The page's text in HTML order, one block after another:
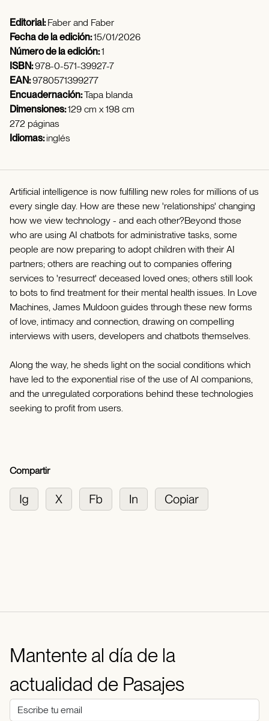
Editorial:Faber and Faber
Fecha de la edición:15/01/2026
Número de la edición:1
ISBN:978-0-571-39927-7
EAN:9780571399277
Encuadernación:Tapa blanda
Dimensiones:129 cm x 198 cm
272 páginas
Idiomas:inglés
Artificial intelligence is now fulfilling new roles for millions of us
every single day. How are these new 'relationships' changing
how we view technology - and each other?Beyond those
who are using AI chatbots for administrative tasks, some
people are now preparing to adopt children with their AI
partners; others are reaching out to companies offering
services to 'resurrect' deceased loved ones; others still look
to bots to find treatment for their mental health issues. In Love
Machines, James Muldoon guides through these new forms
of love, intimacy and connection, drawing on compelling
interviews with users, developers and chatbots themselves.
Along the way, he sheds light on the social conditions which
have led to the exponential rise of the use of AI companions,
and the unregulated corporations behind these technologies
seeking to profit from users.
Compartir
Mantente al día de la
actualidad de Pasajes